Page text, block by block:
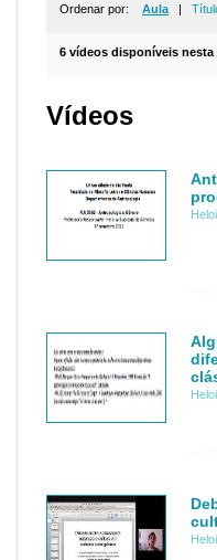
Ordenar por: Aula |
6 vídeos disponíveis
Vídeos